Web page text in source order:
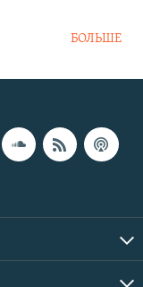
БОЛЬШЕ